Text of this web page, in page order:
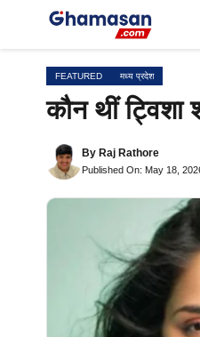
FEATURED मध्य प्रदेश
कौन थीं ट्विशा
By Raj Rathore
Published On: May 18,